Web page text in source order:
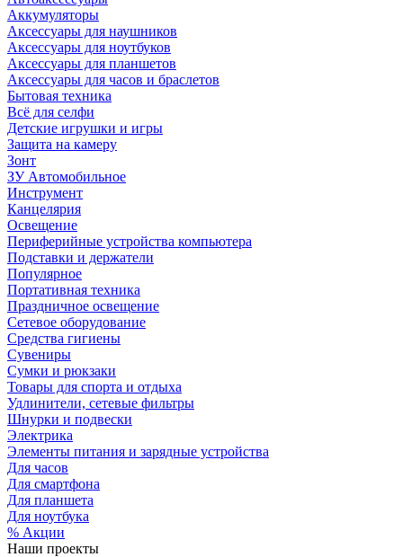
Аккумуляторы
Аксессуары для наушников
Аксессуары для ноутбуков
Аксессуары для планшетов
Аксессуары для часов и браслетов
Бытовая техника
Всё для селфи
Детские игрушки и игры
Защита на камеру
Зонт
ЗУ Автомобильное
Инструмент
Канцелярия
Освещение
Периферийные устройства компьютера
Подставки и держатели
Популярное
Портативная техника
Праздничное освещение
Сетевое оборудование
Средства гигиены
Сувениры
Сумки и рюкзаки
Товары для спорта и отдыха
Удлинители, сетевые фильтры
Шнурки и подвески
Электрика
Элементы питания и зарядные устройства
Для часов
Для смартфона
Для планшета
Для ноутбука
% Акции
Наши проекты